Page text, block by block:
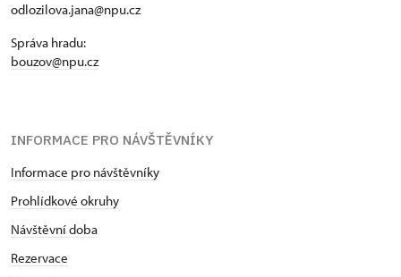
odlozilova.jana@npu.cz
Správa hradu:
bouzov@npu.cz
INFORMACE PRO NÁVŠTĚVNÍKY
Informace pro návštěvníky
Prohlídkové okruhy
Návštěvní doba
Rezervace